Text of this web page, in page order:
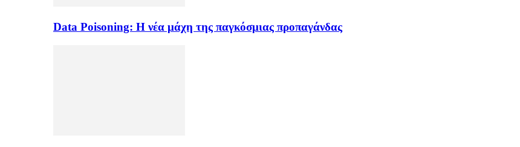
Data Poisoning: Η νέα μάχη της παγκόσμιας προπαγάνδας